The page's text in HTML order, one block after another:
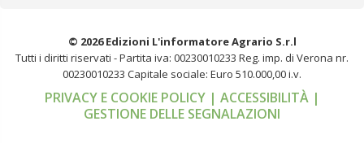
© 2026 Edizioni L'informatore Agrario S.r.l
Tutti i diritti riservati -Partita iva: 00230010233 Reg. imp. di Verona nr.
00230010233 Capitale sociale: Euro 510.000,00 i.v.
PRIVACY E COOKIE POLICY | ACCESSIBILITÀ |
GESTIONE DELLE SEGNALAZIONI